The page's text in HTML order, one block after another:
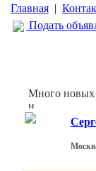
Главная |
Подать
Много новых
н...